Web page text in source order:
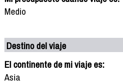
Medio
Destino del viaje
El continente de mi viaje es:
Asia